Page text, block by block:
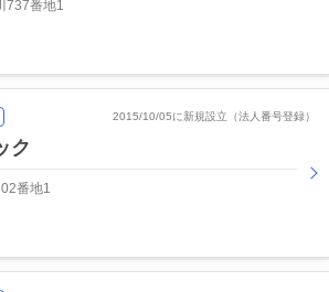
737番地1
2015/10/05に新規設立（法人番号登録）
ク
番地1